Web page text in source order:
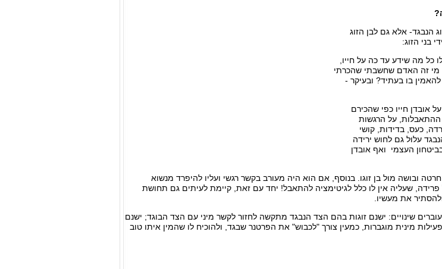
הנבגד- אלא גם לבן הזוג
בני הזוג:
כל מה שידע עד כה על חייו,
מי זה האדם שחשבתי שהכרתי
בו בעתיד? ובעיקר -
אובדן חייו כפי שהכירם
ההתאבלות, על הרגשות
כעס, בדידות, קושי
עלול גם לחוש ירידה
העצמי ואף אובדן
ובושה מול בן זוגו. בנוסף, אם הוא היה מעורב בקשר רגשי ועליו להיפרד מנשוא
שעליה אין לו כלל לגיטימציה להתאבל! יחד עם זאת, קיימת לעיתים גם תחושת
את מעשיו.
שינויים: ישנם זוגות בהם הצד הנבגד מתקשה לחזור לקשר מיני עם הצד הבוגד; ישנם
מינית מוגברות, כמעין צורך "לכבוש" את הפרטנר שבגד, ולהוכיח לו שהמין איתו טוב